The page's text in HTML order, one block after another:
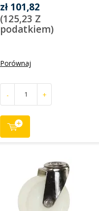
zł 101,82
(125,23 Z
podatkiem)
Porównaj
- +